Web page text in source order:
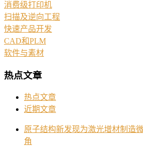
消费级打印机
扫描及逆向工程
快速产品开发
CAD和PLM
软件与素材
热点文章
热点文章
近期文章
原子结构新发现为激光增材制造
角